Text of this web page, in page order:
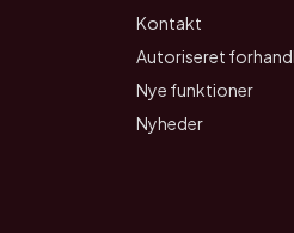
Kontakt
Autoriseret
Nye funktioner
Nyheder